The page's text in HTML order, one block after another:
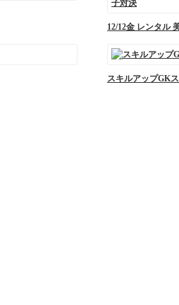
12/12金 レンタル
スキルアップGK